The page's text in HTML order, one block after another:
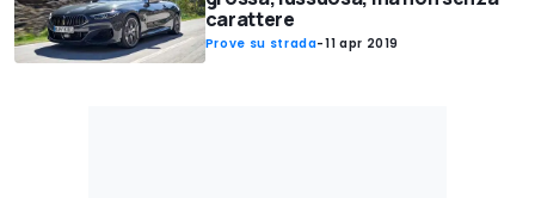
carattere
Prove su strada-11 apr 2019